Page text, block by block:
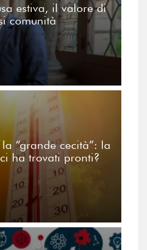
estiva, il valore di
comunità
“grande cecità”: la
ha trovati pronti?